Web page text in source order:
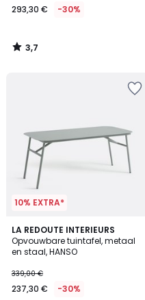
293,30 € -30%
3,7
/
10% EXTRA*
LA REDOUTE INTERIEURS
Opvouwbare tuintafel, metaal
en staal, HANSO
339,00 €
237,30 € -30%
2,5
/ 5